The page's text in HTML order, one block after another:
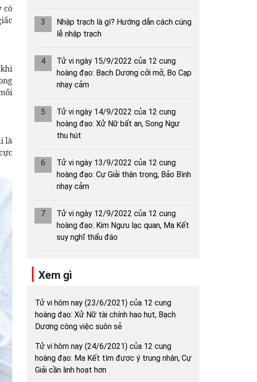
có
là
3
Nhập trạch là gì? Hướng dẫn cách cúng
lễ nhập trạch
4
Tử vi ngày 15/9/2022 của 12 cung
hoàng đạo: Bạch Dương cởi mở, Bọ Cạp
nhạy cảm
5
Tử vi ngày 14/9/2022 của 12 cung
hoàng đạo: Xử Nữ bất an, Song Ngư
thu hút
6
Tử vi ngày 13/9/2022 của 12 cung
hoàng đạo: Cự Giải thận trọng, Bảo Bình
nhạy cảm
7
Tử vi ngày 12/9/2022 của 12 cung
hoàng đạo: Kim Ngưu lạc quan, Ma Kết
suy nghĩ thấu đáo
Xem gì
Tử vi hôm nay (23/6/2021) của 12 cung
hoàng đạo: Xử Nữ tài chính hao hụt, Bạch
Dương công việc suôn sẻ
Tử vi hôm nay (24/6/2021) của 12 cung
hoàng đạo: Ma Kết tìm được ý trung nhân, Cự
Giải cần linh hoạt hơn